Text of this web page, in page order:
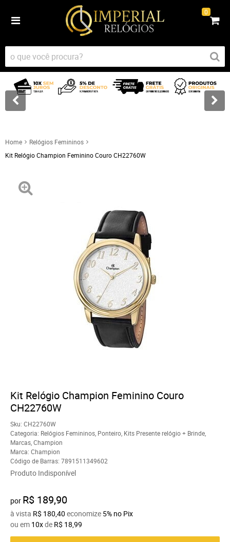
0
Home
Relógios Femininos
Kit Relógio Champion Feminino Couro CH22760W
Kit Relógio Champion Feminino Couro
CH22760W
Sku: CH22760W
Categoria: Relógios Femininos Ponteiro Kits Presente relógio + Brinde
Marcas Champion
Marca: Champion
Código de Barras: 7891511349602
Produto Indisponível
por R$ 189,90
à vista R$ 180,40 economize 5% no Pix
ou em 10xde R$ 18,99